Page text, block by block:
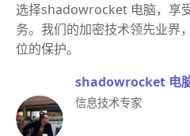
选择shadowrocket 电脑，享
务。我们的加密技术领先业界
位的保护。
shadowrocket 电
信息技术专家